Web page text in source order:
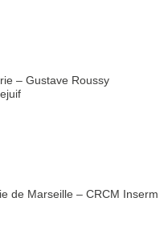
– Gustave Roussy
de Marseille – CRCM Inserm